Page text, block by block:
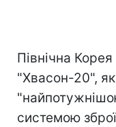
Північна
"Хвасон-20",
системою